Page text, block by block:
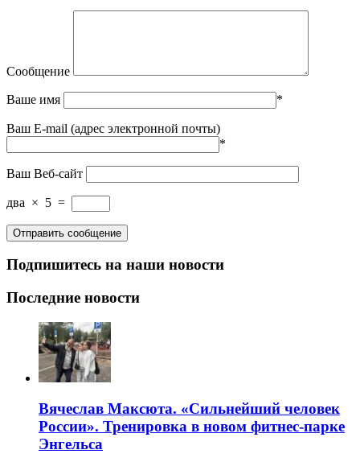
Сообщение
Ваше имя *
Ваш E-mail (адрес электронной почты)
*
Ваш Веб-сайт
два × 5 =
Подпишитесь на наши новости
Последние новости
Вячеслав Максюта. «Сильнейший человек
России». Тренировка в новом фитнес-парке
Энгельса